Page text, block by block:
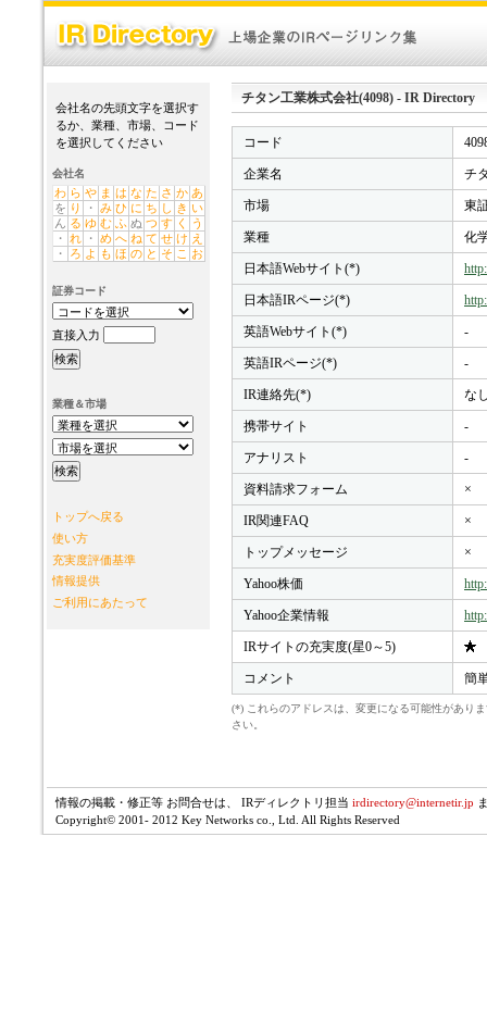
会社名の先頭文字を選択す
るか、業種、市場、コード
を選択してください
会社名
わ ら や ま は な た さ か あ
を り ・ み ひ に ち し き い
ん る ゆ む ふ ぬ つ す く
う
・ れ ・ め へ ね て せ け え
・
ろ よ も ほ の と そ こ お
証券コード
直接入力
業種＆市場
トップへ戻る
使い方
充実度評価基準
情報提供
ご利用にあたって
チタン工業株式会社(4098) - IR Directory
コード
企業名 チ
市場 東
業種 化
日本語Webサイト(*)
日本語IRページ(*)
英語Webサイト(*) -
英語IRページ(*) -
IR連絡先(*) な
携帯サイト -
アナリスト -
資料請求フォーム ×
IR関連FAQ ×
トップメッセージ ×
Yahoo株価
Yahoo企業情報
IRサイトの充実度(星0～5)
コメント 簡
(*) これらのアドレスは、変更になる可能性があり
さい。
情報の掲載・修正等 お問合せは、 IRディレクトリ担当 irdirectory@internetir.jp
Copyright© 2001- 2012 Key Networks co., Ltd. All Rights Reserved